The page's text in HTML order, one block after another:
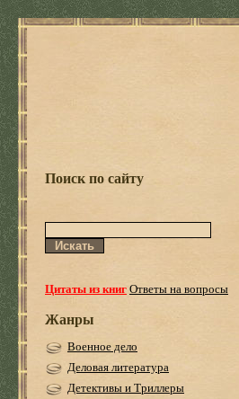
Поиск по сайту
Цитаты из книгОтветы на вопросы
Жанры
Военное дело
Деловая литература
Детективы и Триллеры